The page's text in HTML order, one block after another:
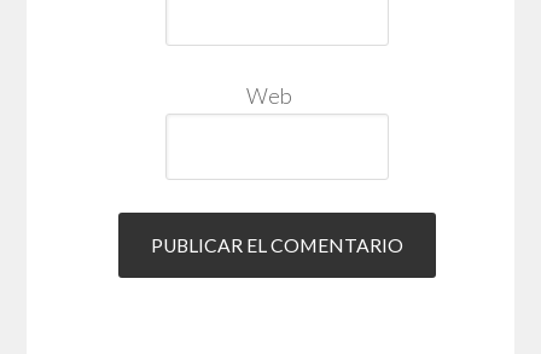
Web